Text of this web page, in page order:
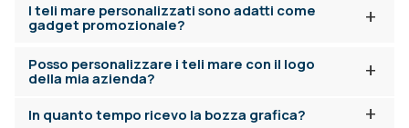
+
I teli mare personalizzati sono adatti come
gadget promozionale?
+
Posso personalizzare i teli mare con il logo
della mia azienda?
+
In quanto tempo ricevo la bozza grafica?